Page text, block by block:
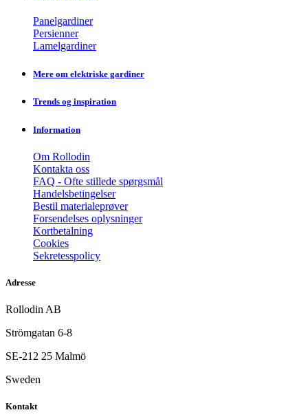
Panelgardiner
Persienner
Lamelgardiner
Mere om elektriske gardiner
Trends og inspiration
Information
Om Rollodin
Kontakta oss
FAQ - Ofte stillede spørgsmål
Handelsbetingelser
Bestil materialeprøver
Forsendelses oplysninger
Kortbetalning
Cookies
Sekretesspolicy
Adresse
Rollodin AB
Strömgatan 6-8
SE-212 25 Malmö
Sweden
Kontakt